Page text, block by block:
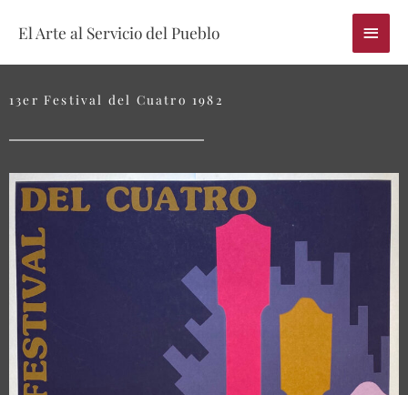
El Arte al Servicio del Pueblo
Main
Menu
13er Festival del Cuatro 1982